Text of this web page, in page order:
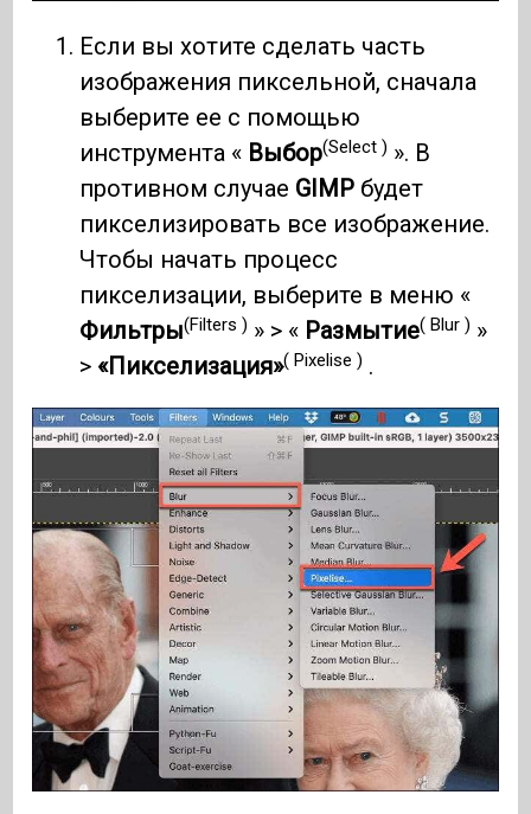
Если вы хотите сделать часть
изображения пиксельной, сначала
выберите ее с помощью
инструмента « Выбор(Select ) ». В
противном случае GIMP будет
пикселизировать все изображение.
Чтобы начать процесс
пикселизации, выберите в меню «
Фильтры(Filters ) » > « Размытие( Blur ) »
> «Пикселизация»( Pixelise ) .